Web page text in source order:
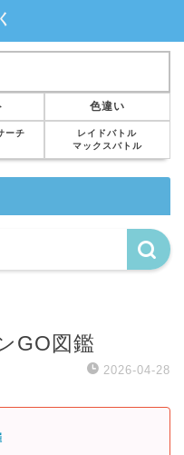
色違い
ーチ
レイドバトル
マックスバトル
GO図鑑
2026-04-28